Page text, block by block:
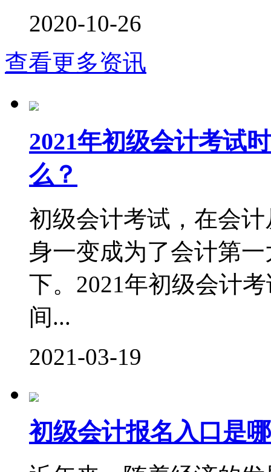
2020-10-26
查看更多资讯
2021年初级会计考试
么？
初级会计考试，在会
身一变成为了会计第
下。2021年初级会计
间...
2021-03-19
初级会计报名入口是